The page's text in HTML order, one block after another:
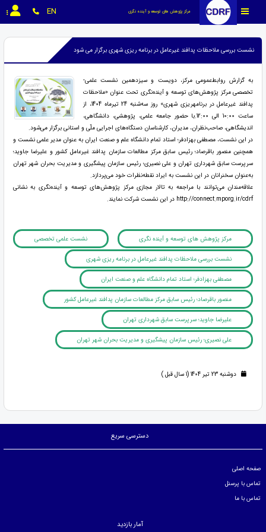
مرکز پژوهش های توسعه و آینده نگری EN
نشست بررسی ملاحظات پدافند غیرعامل در برنامه‏ ریزی شهری برگزار می شود
به گزارش روابط‌عمومی مرکز، دویست و سیزدهمین نشست علمی-
تخصصی مرکز پژوهش‌های توسعه و آینده‌نگری تحت عنوان «ملاحظات
پدافند غیرعامل در برنامه‏ریزی شهری» روز سه‌شنبه 24 تیرماه 1404، از
ساعت 10:00 الی 12:00.با حضور جامعه علمی، پژوهشی، دانشگاهی،
اندیشگاهی، صاحب‌نظران، مدیران، کارشناسان دستگاه‌های اجرایی ملّی و استانی برگزار می‌شود.
در این نشست، مصطفی بهزادفر؛ استاد تمام دانشگاه علم و صنعت ایران به عنوان مدیر علمی نشست و
همچنین منصور باقرصاد؛ رئیس سابق مرکز مطالعات سازمان پدافند غیرعامل کشور و علیرضا جاوید؛
سرپرست سابق شهرداری تهران و علی نصیری؛ رئیس سازمان پیشگیری و مدیریت بحران شهر تهران
به‌‌عنوان سخنرانان در این نشست به ایراد نقطه‌نظرات خود می‌پردازد.
علاقه‌مندان می‌توانند با مراجعه به تالار مجازی مرکز پژوهش‌های توسعه و آینده‌نگری به نشانی
http://connect.mporg.ir/cdrf در این نشست شرکت نمایند.
مرکز پژوهش های توسعه و آینده نگری نشست علمی تخصصی
نشست بررسی ملاحظات پدافند غیرعامل در برنامه‏ ریزی شهری
مصطفی بهزادفر؛ استاد تمام دانشگاه علم و صنعت ایران
منصور باقرصاد؛ رئیس سابق مرکز مطالعات سازمان پدافند غیرعامل کشور
علیرضا جاوید؛ سرپرست سابق شهرداری تهران
علی نصیری؛ رئیس سازمان پیشگیری و مدیریت بحران شهر تهران
دوشنبه 23 تیر 1404 (1 سال قبل )
دسترسی سریع
صفحه اصلی
تماس با پرسنل
تماس با ما
آمار بازدید